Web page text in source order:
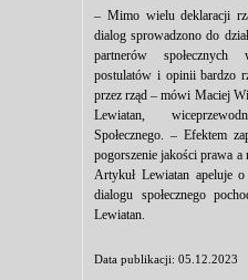
– Mimo wielu deklaracji
dialog sprowadzono do
partnerów społecznych
postulatów i opinii bardzo
przez rząd – mówi Maciej
Lewiatan,
Społecznego. – Efektem
pogorszenie jakości prawa
Artykuł Lewiatan apeluje
dialogu społecznego
Lewiatan.
Data publikacji: 05.12.2023